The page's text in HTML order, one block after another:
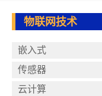
物联网技术
嵌入式
传感器
云计算